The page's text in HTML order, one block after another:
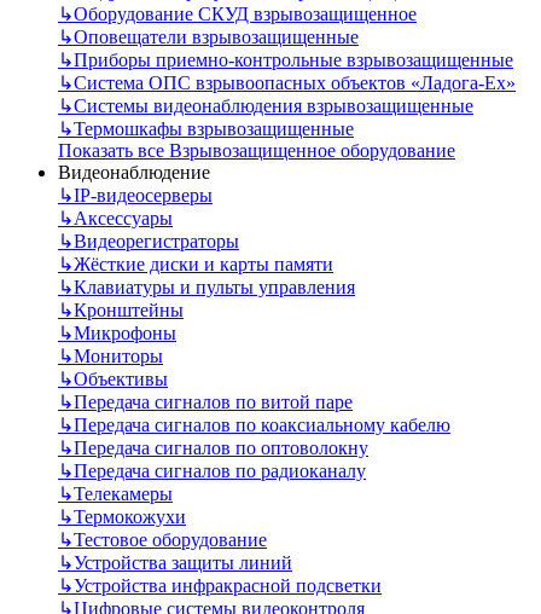
↳Оборудование СКУД взрывозащищенное
↳Оповещатели взрывозащищенные
↳Приборы приемно-контрольные взрывозащищенные
↳Система ОПС взрывоопасных объектов «Ладога-Ex»
↳Системы видеонаблюдения взрывозащищенные
↳Термошкафы взрывозащищенные
Показать все Взрывозащищенное оборудование
Видеонаблюдение
↳IP-видеосерверы
↳Аксессуары
↳Видеорегистраторы
↳Жёсткие диски и карты памяти
↳Клавиатуры и пульты управления
↳Кронштейны
↳Микрофоны
↳Мониторы
↳Объективы
↳Передача сигналов по витой паре
↳Передача сигналов по коаксиальному кабелю
↳Передача сигналов по оптоволокну
↳Передача сигналов по радиоканалу
↳Телекамеры
↳Термокожухи
↳Тестовое оборудование
↳Устройства защиты линий
↳Устройства инфракрасной подсветки
↳Цифровые системы видеоконтроля